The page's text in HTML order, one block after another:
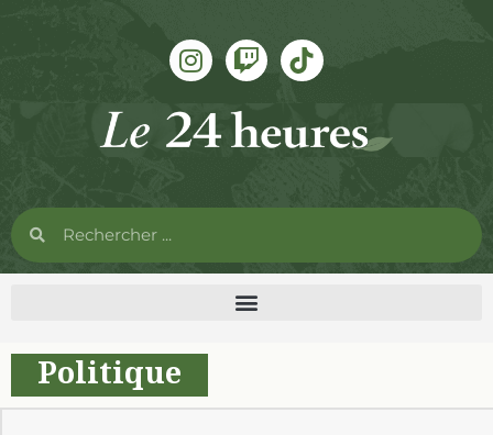
Politique